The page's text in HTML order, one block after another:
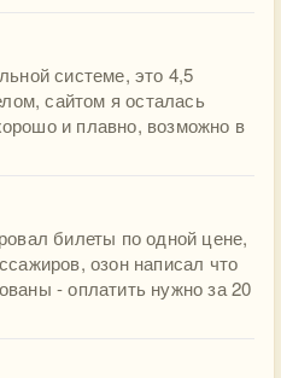
системе, это 4,5
сайтом я осталась
и плавно, возможно в
билеты по одной цене,
озон написал что
- оплатить нужно за 20